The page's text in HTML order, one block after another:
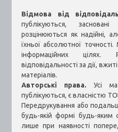
Відмова від
публікуються,
розцінюються як надійні,
їхньої абсолютної
інформаційних
відповідальності за дії,
матеріалів.
Авторські права. Усі
публікуються, є власністю
Передрукування або
будь-якій формі будь-яким
лише при наявності